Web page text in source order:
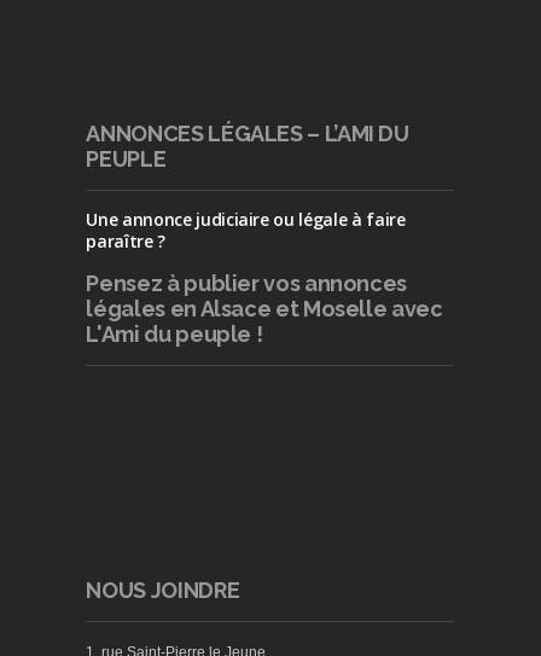
ANNONCES LÉGALES – L’AMI DU
PEUPLE
Une annonce judiciaire ou légale à faire
paraître ?
Pensez à publiervos annonces
légales en Alsace et Moselle avec
L'Ami du peuple !
NOUS JOINDRE